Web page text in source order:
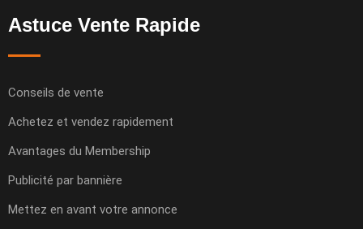
Astuce Vente Rapide
Conseils de vente
Achetez et vendez rapidement
Avantages du Membership
Publicité par bannière
Mettez en avant votre annonce